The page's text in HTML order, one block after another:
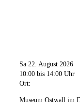
Sa 22. August 2026
10:00 bis 14:00 Uhr
Ort:
Museum Ostwall im